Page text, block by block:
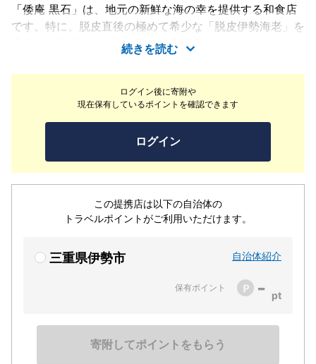
ログイン後に寄附や
現在保有しているポイントを確認できます
ログイン
この提携店は以下の自治体の
トラベルポイントがご利用いただけます。
三重県伊勢市 自治体紹介
保有ポイント -
寄附してポイントをもらう
「倭庵 黒石」は、地元の新鮮な海の幸を提供する和食店
です。特に、脱皮直後の極めて希少な「脱皮伊勢海老」を
安定して提供できる国内唯一の専門店として知られていま
す。殻ごと食べられる柔らかさと濃厚な旨みが特徴の脱皮
伊勢海老のほか、冬の味覚であるふぐ、特産のあわびや松
阪牛など、伊勢志摩の誇る旬の食材を贅沢に楽しめます。
アットホームな雰囲気の店内で、カウンター席から個室ま
で完備しており、観光客から地元の方まで広く親しまれて
います。「一生涯忘れることのない美味しい記憶」となる
ような贅沢なひとときをご提供いたします。
続きを読む